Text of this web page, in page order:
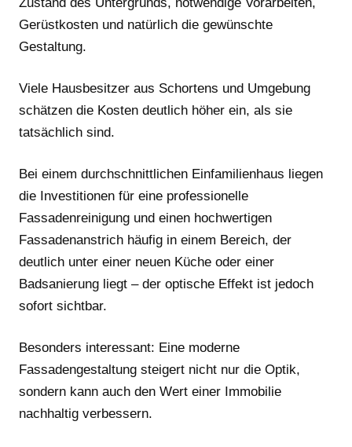
Zustand des Untergrunds, notwendige Vorarbeiten,
Gerüstkosten und natürlich die gewünschte
Gestaltung.
Viele Hausbesitzer aus Schortens und Umgebung
schätzen die Kosten deutlich höher ein, als sie
tatsächlich sind.
Bei einem durchschnittlichen Einfamilienhaus liegen
die Investitionen für eine professionelle
Fassadenreinigung und einen hochwertigen
Fassadenanstrich häufig in einem Bereich, der
deutlich unter einer neuen Küche oder einer
Badsanierung liegt – der optische Effekt ist jedoch
sofort sichtbar.
Besonders interessant: Eine moderne
Fassadengestaltung steigert nicht nur die Optik,
sondern kann auch den Wert einer Immobilie
nachhaltig verbessern.